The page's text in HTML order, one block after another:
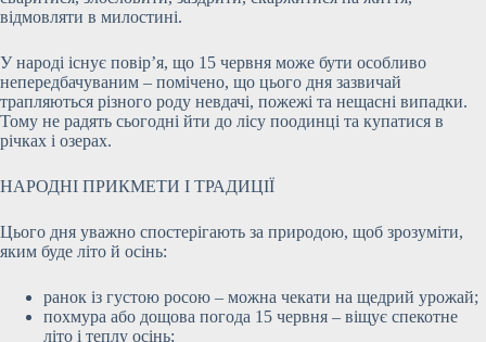
відмовляти в милостині.
У народі існує повір’я, що 15 червня може бути особливо
непередбачуваним – помічено, що цього дня зазвичай
трапляються різного роду невдачі, пожежі та нещасні випадки.
Тому не радять сьогодні йти до лісу поодинці та купатися в
річках і озерах.
НАРОДНІ ПРИКМЕТИ І ТРАДИЦІЇ
Цього дня уважно спостерігають за природою, щоб зрозуміти,
яким буде літо й осінь:
ранок із густою росою – можна чекати на щедрий урожай;
похмура або дощова погода 15 червня – віщує спекотне
літо і теплу осінь;